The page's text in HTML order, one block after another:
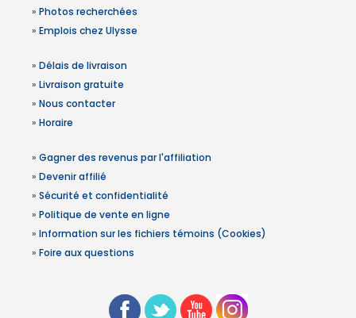
» Photos recherchées
» Emplois chez Ulysse
» Délais de livraison
» Livraison gratuite
» Nous contacter
» Horaire
» Gagner des revenus par l'affiliation
» Devenir affilié
» Sécurité et confidentialité
» Politique de vente en ligne
» Information sur les fichiers témoins (Cookies)
» Foire aux questions